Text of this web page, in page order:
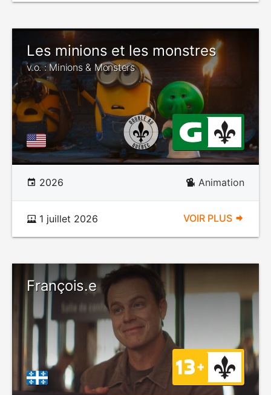
Les minions et les monstres
v.o. : Minions & Monsters
2026 Animation
1 juillet 2026 VOIR PLUS
François.e